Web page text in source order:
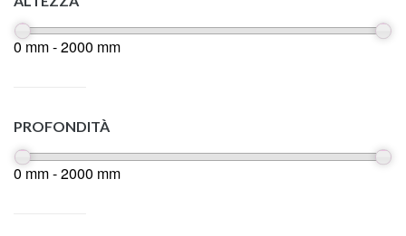
0 mm - 2000 mm
PROFONDITÀ
0 mm - 2000 mm